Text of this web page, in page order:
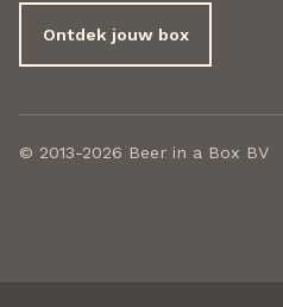
Ontdek jouw box
© 2013-2026 Beer in a Box BV